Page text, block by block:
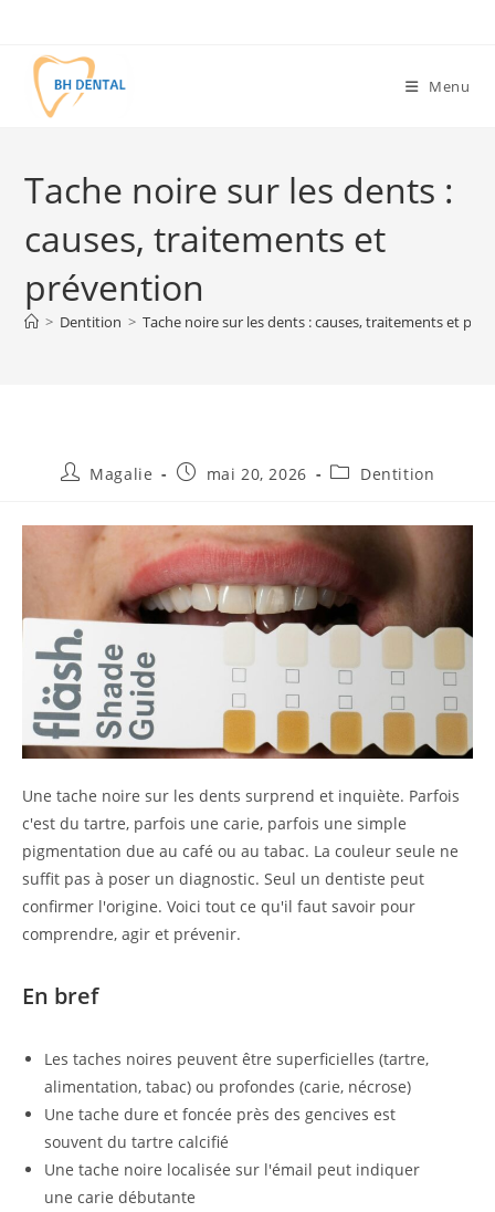
Menu
Tache noire sur les dents :
causes, traitements et
prévention
> Dentition > Tache noire sur les dents : causes, traitements et
Magalie mai 20, 2026 Dentition
Une tache noire sur les dents surprend et inquiète. Parfois
c'est du tartre, parfois une carie, parfois une simple
pigmentation due au café ou au tabac. La couleur seule ne
suffit pas à poser un diagnostic. Seul un dentiste peut
confirmer l'origine. Voici tout ce qu'il faut savoir pour
comprendre, agir et prévenir.
En bref
Les taches noires peuvent être superficielles (tartre,
alimentation, tabac) ou profondes (carie, nécrose)
Une tache dure et foncée près des gencives est
souvent du tartre calcifié
Une tache noire localisée sur l'émail peut indiquer
une carie débutante